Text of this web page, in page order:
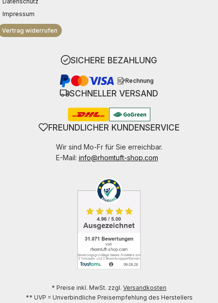
Impressum
Vertrag widerrufen
SICHERE BEZAHLUNG
Rechnung
SCHNELLER VERSAND
FREUNDLICHER KUNDENSERVICE
Wir sind Mo-Fr für Sie erreichbar.
E-Mail: info@rhomtuft-shop.com
* Preise inkl. MwSt. zzgl. Versandkosten
** UVP = Unverbindliche Preisempfehlung des Herstellers